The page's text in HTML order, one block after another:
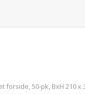
forside, 50-pk, BxH 210 x